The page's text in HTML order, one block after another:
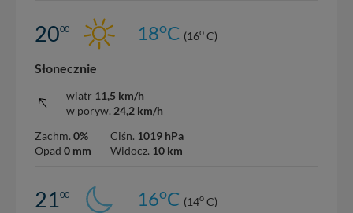
2000 18oC (16o C)
Słonecznie
wiatr 11,5 km/h
w poryw. 24,2 km/h
Zachm. 0%
Opad 0 mm
Ciśn. 1019 hPa
Widocz. 10 km
2100 16oC (14o C)